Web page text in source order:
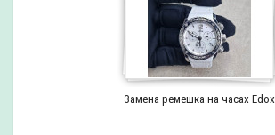
Замена ремешка на часах Edox